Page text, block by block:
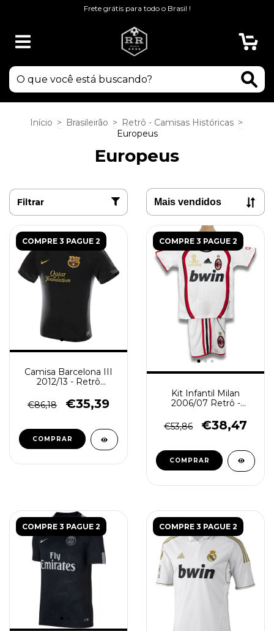
Frete grátis para todo o Brasil !
Início > Brasileirão > Retrô - Camisas Históricas >
Europeus
Europeus
Filtrar
COMPRE 3 PAGUE 2
Camisa Barcelona III
2012/13 - Retrô
€86,18
€35,39
COMPRAR
COMPRE 3 PAGUE 2
Kit Infantil Milan
2006/07 Retrô -
€53,86
€38,47
COMPRAR
COMPRE 3 PAGUE 2 COMPRE 3 PAGUE 2